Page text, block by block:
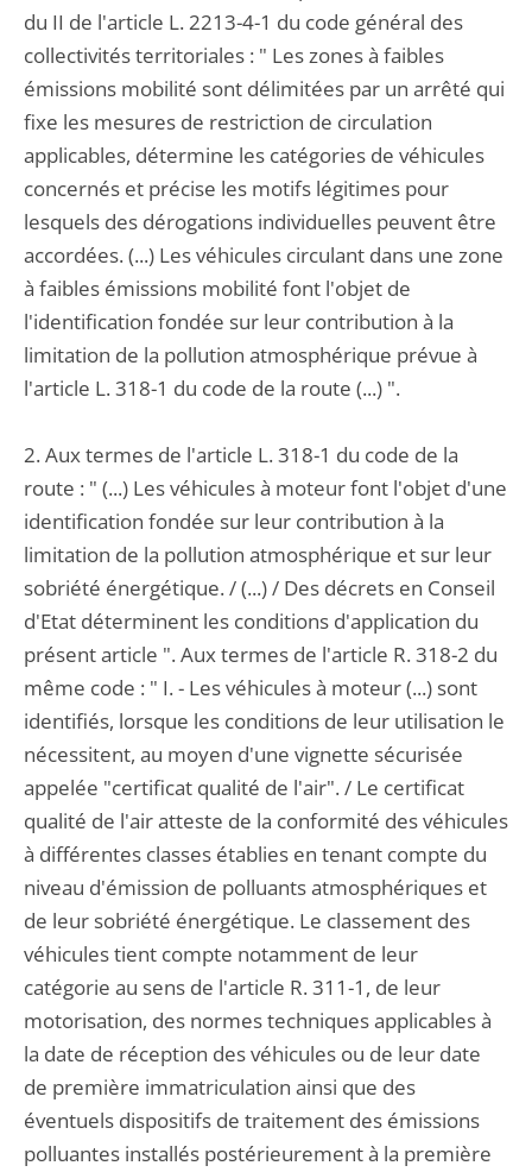
du II de l'article L. 2213-4-1 du code général des
collectivités territoriales : " Les zones à faibles
émissions mobilité sont délimitées par un arrêté qui
fixe les mesures de restriction de circulation
applicables, détermine les catégories de véhicules
concernés et précise les motifs légitimes pour
lesquels des dérogations individuelles peuvent être
accordées. (...) Les véhicules circulant dans une zone
à faibles émissions mobilité font l'objet de
l'identification fondée sur leur contribution à la
limitation de la pollution atmosphérique prévue à
l'article L. 318-1 du code de la route (...) ".
2. Aux termes de l'article L. 318-1 du code de la
route : " (...) Les véhicules à moteur font l'objet d'une
identification fondée sur leur contribution à la
limitation de la pollution atmosphérique et sur leur
sobriété énergétique. / (...) / Des décrets en Conseil
d'Etat déterminent les conditions d'application du
présent article ". Aux termes de l'article R. 318-2 du
même code : " I. - Les véhicules à moteur (...) sont
identifiés, lorsque les conditions de leur utilisation le
nécessitent, au moyen d'une vignette sécurisée
appelée "certificat qualité de l'air". / Le certificat
qualité de l'air atteste de la conformité des véhicules
à différentes classes établies en tenant compte du
niveau d'émission de polluants atmosphériques et
de leur sobriété énergétique. Le classement des
véhicules tient compte notamment de leur
catégorie au sens de l'article R. 311-1, de leur
motorisation, des normes techniques applicables à
la date de réception des véhicules ou de leur date
de première immatriculation ainsi que des
éventuels dispositifs de traitement des émissions
polluantes installés postérieurement à la première